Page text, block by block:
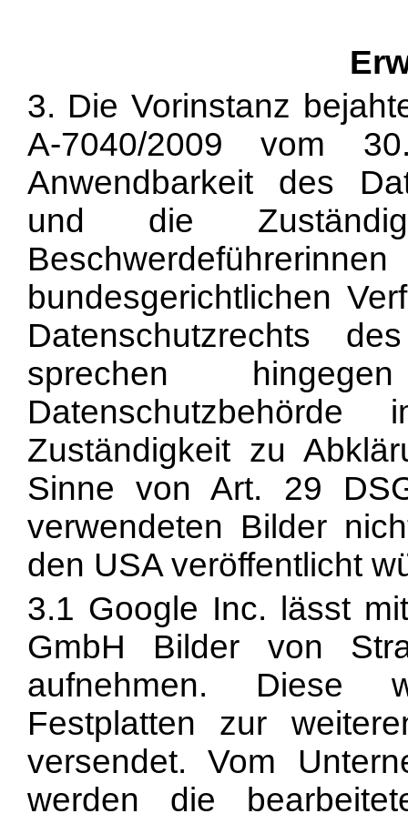
3. Die Vorinstanz
A-7040/2009 vom
Anwendbarkeit des
und die
bundesgerichtlichen
Datenschutzrechts
sprechen
Datenschutzbehörde
Zuständigkeit zu
Sinne von Art. 29
verwendeten Bilder
den USA veröffentlicht
3.1 Google Inc. lässt
GmbH Bilder von
aufnehmen. Diese
Festplatten zur
versendet. Vom
werden die